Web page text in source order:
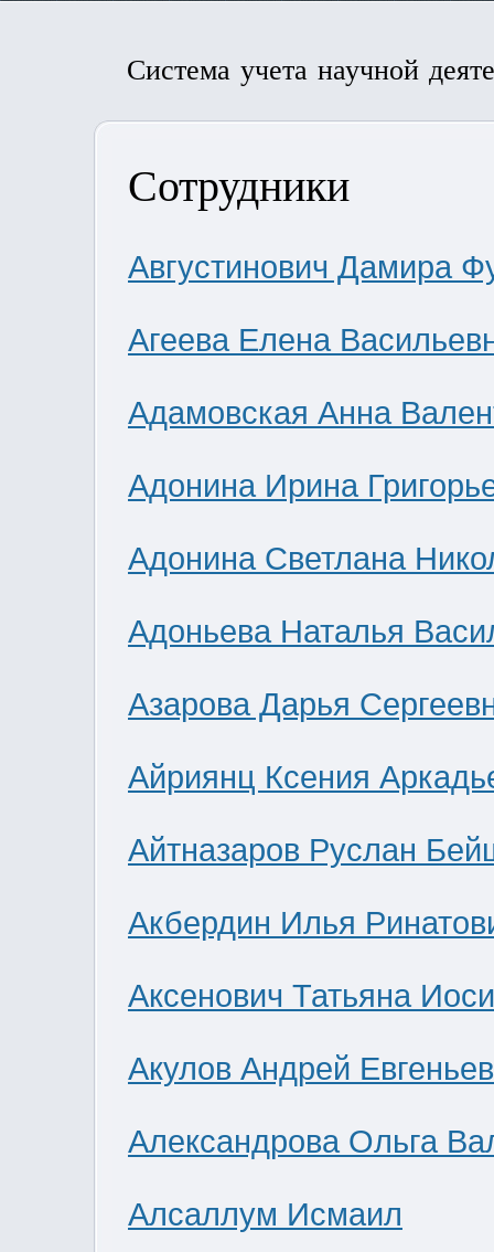
Система учета научной
Сотрудники
Августинович Дамира
Агеева Елена
Адамовская Анна
Адонина Ирина
Адонина Светлана
Адоньева Наталья
Азарова Дарья
Айриянц Ксения
Айтназаров Руслан
Акбердин Илья
Аксенович Татьяна
Акулов Андрей
Александрова Ольга
Алсаллум Исмаил